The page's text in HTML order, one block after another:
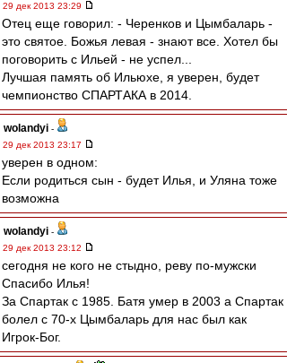
29 дек 2013 23:29
Отец еще говорил: - Черенков и Цымбаларь -
это святое. Божья левая - знают все. Хотел бы
поговорить с Ильей - не успел...
Лучшая память об Ильюхе, я уверен, будет
чемпионство СПАРТАКА в 2014.
wolandyi -
29 дек 2013 23:17
уверен в одном:
Если родиться сын - будет Илья, и Уляна тоже
возможна
wolandyi -
29 дек 2013 23:12
сегодня не кого не стыдно, реву по-мужски
Спасибо Илья!
За Спартак с 1985. Батя умер в 2003 а Спартак
болел с 70-х Цымбаларь для нас был как
Игрок-Бог.